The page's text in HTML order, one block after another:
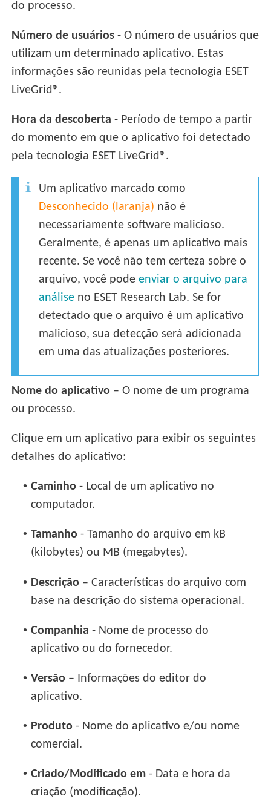
do processo.
Número de usuários - O número de usuários que
utilizam um determinado aplicativo. Estas
informações são reunidas pela tecnologia ESET
LiveGrid®.
Hora da descoberta - Período de tempo a partir
do momento em que o aplicativo foi detectado
pela tecnologia ESET LiveGrid®.
Um aplicativo marcado como
Desconhecido (laranja) não é
necessariamente software malicioso.
Geralmente, é apenas um aplicativo mais
recente. Se você não tem certeza sobre o
arquivo, você podeenviar o arquivo para
análise no ESET Research Lab. Se for
detectado que o arquivo é um aplicativo
malicioso, sua detecção será adicionada
em uma das atualizações posteriores.
Nome do aplicativo – O nome de um programa
ou processo.
Clique em um aplicativo para exibir os seguintes
detalhes do aplicativo:
• Caminho - Local de um aplicativo no
computador.
• Tamanho - Tamanho do arquivo em kB
(kilobytes) ou MB (megabytes).
• Descrição – Características do arquivo com
base na descrição do sistema operacional.
• Companhia - Nome de processo do
aplicativo ou do fornecedor.
• Versão – Informações do editor do
aplicativo.
• Produto - Nome do aplicativo e/ou nome
comercial.
• Criado/Modificado em- Data e hora da
criação (modificação).